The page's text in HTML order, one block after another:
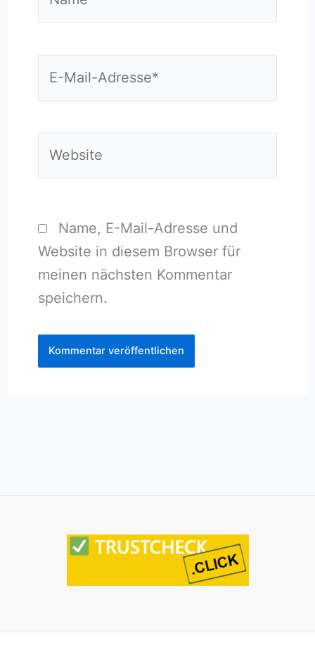
Name, E-Mail-Adresse und
Website in diesem Browser für
meinen nächsten Kommentar
speichern.